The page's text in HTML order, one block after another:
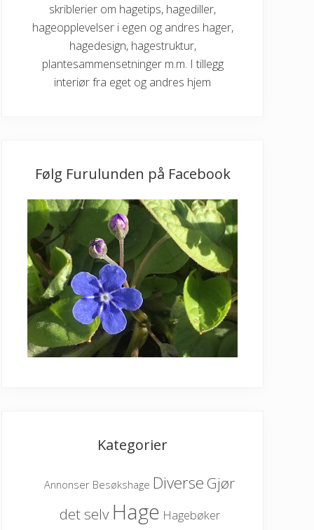
skriblerier om hagetips, hagediller,
hageopplevelser i egen og andres hager,
hagedesign, hagestruktur,
plantesammensetninger m.m. I tillegg
interiør fra eget og andres hjem
Følg Furulunden på Facebook
Kategorier
Annonser Besøkshage Diverse Gjør
det selv Hage Hagebøker